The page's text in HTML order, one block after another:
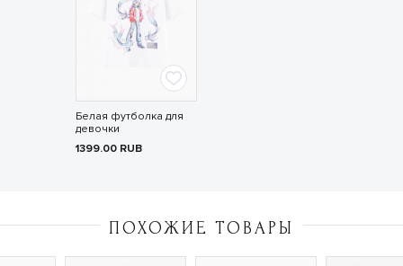
Белая футболка для
девочки
1399.00 RUB
ПОХОЖИЕ ТОВАРЫ